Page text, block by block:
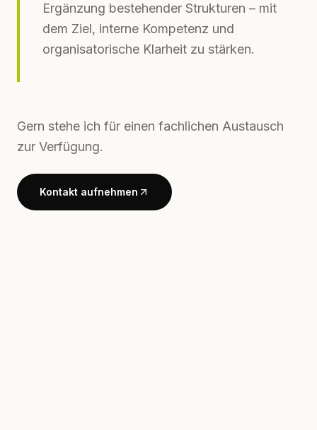
Ergänzung bestehender Strukturen – mit
dem Ziel, interne Kompetenz und
organisatorische Klarheit zu stärken.
Gern stehe ich für einen fachlichen Austausch
zur Verfügung.
Kontakt aufnehmen